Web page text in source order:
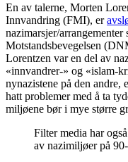
En av talerne, Morten
Innvandring (FMI), er
nazimarsjer/
Motstandsbevegelsen
Lorentzen var en del av
«innvandrer-» og «islam-
nynazistene på den andre,
hatt problemer med å ta
miljøene bør i mye større
Filter media har
av nazimiljøer på